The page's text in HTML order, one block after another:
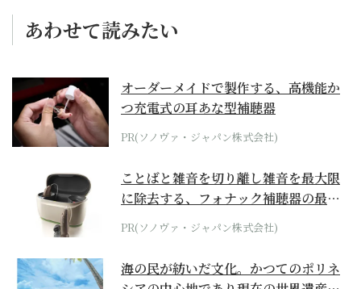
あわせて読みたい
オーダーメイドで製作する、高機能か
つ充電式の耳あな型補聴器
PR(ソノヴァ・ジャパン株式会社)
ことばと雑音を切り離し雑音を最大限
に除去する、フォナック補聴器の最上
位モデル
PR(ソノヴァ・ジャパン株式会社)
海の民が紡いだ文化。かつてのポリネ